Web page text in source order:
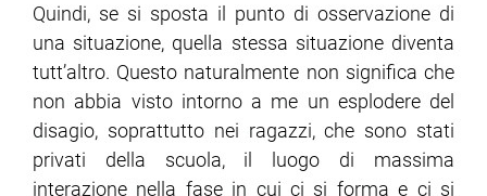
Quindi, se si sposta il punto di osservazione di
una situazione, quella stessa situazione diventa
tutt’altro. Questo naturalmente non significa che
non abbia visto intorno a me un esplodere del
disagio, soprattutto nei ragazzi, che sono stati
privati della scuola, il luogo di massima
interazione nella fase in cui ci si forma e ci si